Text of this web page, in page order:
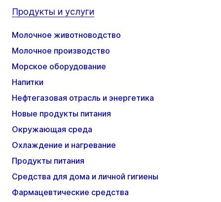
Продукты и услуги
Молочное животноводство
Молочное производство
Морское оборудование
Напитки
Нефтегазовая отрасль и энергетика
Новые продукты питания
Окружающая среда
Охлаждение и нагревание
Продукты питания
Средства для дома и личной гигиены
Фармацевтические средства